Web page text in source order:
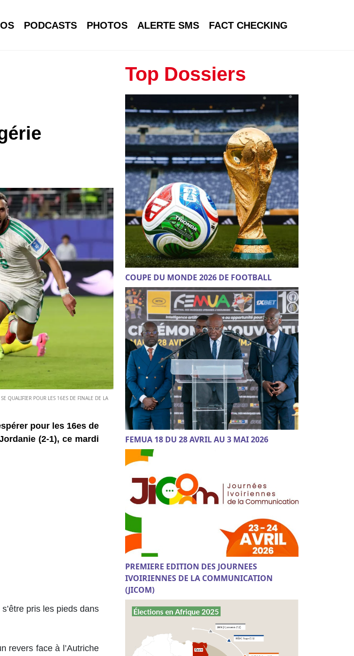
PODCASTS PHOTOS ALERTE SMS FACT CHECKING
QUALIFIER POUR LES 16ES DE FINALE DE LA
pour les 16es de
(2-1), ce mardi
pris les pieds dans
revers face à l’Autriche
Top Dossiers
COUPE DU MONDE 2026 DE FOOTBALL
FEMUA 18 DU 28 AVRIL AU 3 MAI 2026
PREMIERE EDITION DES JOURNEES
IVOIRIENNES DE LA COMMUNICATION
(JICOM)